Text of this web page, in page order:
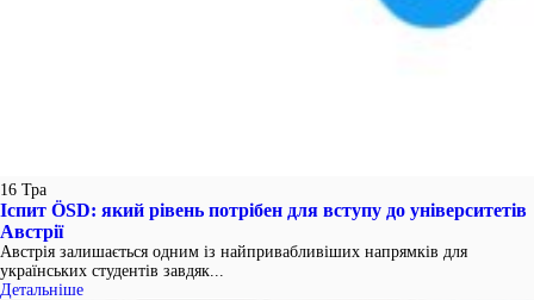
16 Тра
Іспит ÖSD: який рівень потрібен для вступу до університетів
Австрії
Австрія залишається одним із найпривабливіших напрямків для
українських студентів завдяк...
Детальніше